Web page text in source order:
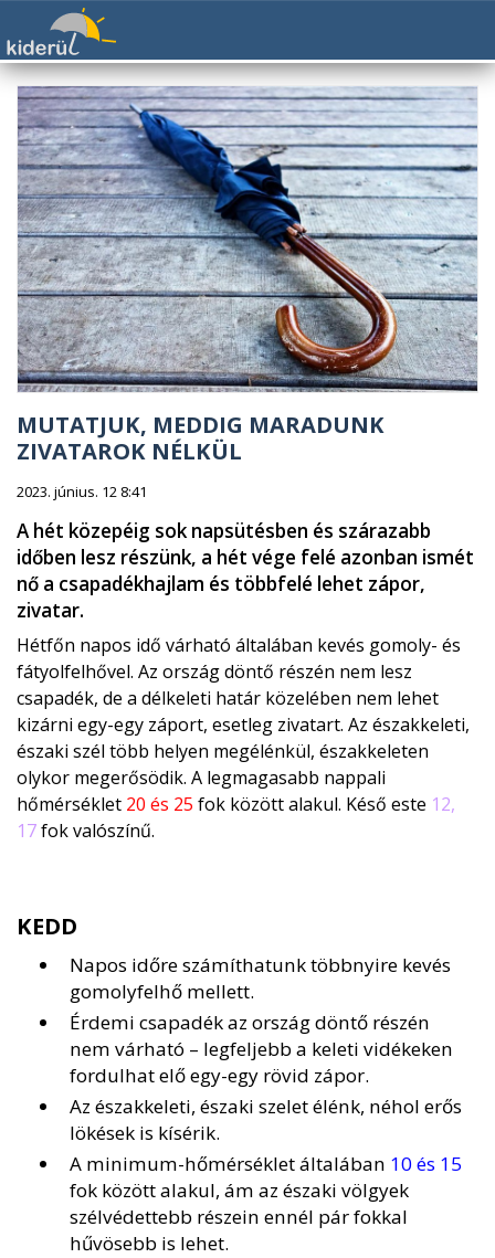
MUTATJUK, MEDDIG MARADUNK
ZIVATAROK NÉLKÜL
2023. június. 12 8:41
A hét közepéig sok napsütésben és szárazabb
időben lesz részünk, a hét vége felé azonban ismét
nő a csapadékhajlam és többfelé lehet zápor,
zivatar.
Hétfőn napos idő várható általában kevés gomoly- és
fátyolfelhővel. Az ország döntő részén nem lesz
csapadék, de a délkeleti határ közelében nem lehet
kizárni egy-egy záport, esetleg zivatart. Az északkeleti,
északi szél több helyen megélénkül, északkeleten
olykor megerősödik. A legmagasabb nappali
hőmérséklet 20 és 25 fok között alakul. Késő este 12,
17fok valószínű.
KEDD
Napos időre számíthatunk többnyire kevés
gomolyfelhő mellett.
Érdemi csapadék az ország döntő részén
nem várható – legfeljebb a keleti vidékeken
fordulhat elő egy-egy rövid zápor.
Az északkeleti, északi szelet élénk, néhol erős
lökések is kísérik.
A minimum-hőmérséklet általában 10 és 15
fok között alakul, ám az északi völgyek
szélvédettebb részein ennél pár fokkal
hűvösebb is lehet.